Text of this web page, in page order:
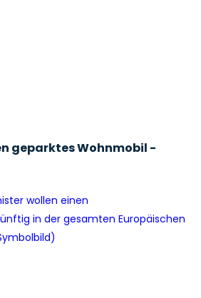
geparktes Wohnmobil -